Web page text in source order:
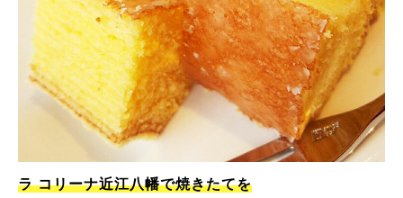
ラ コリーナ近江八幡で焼きたてを